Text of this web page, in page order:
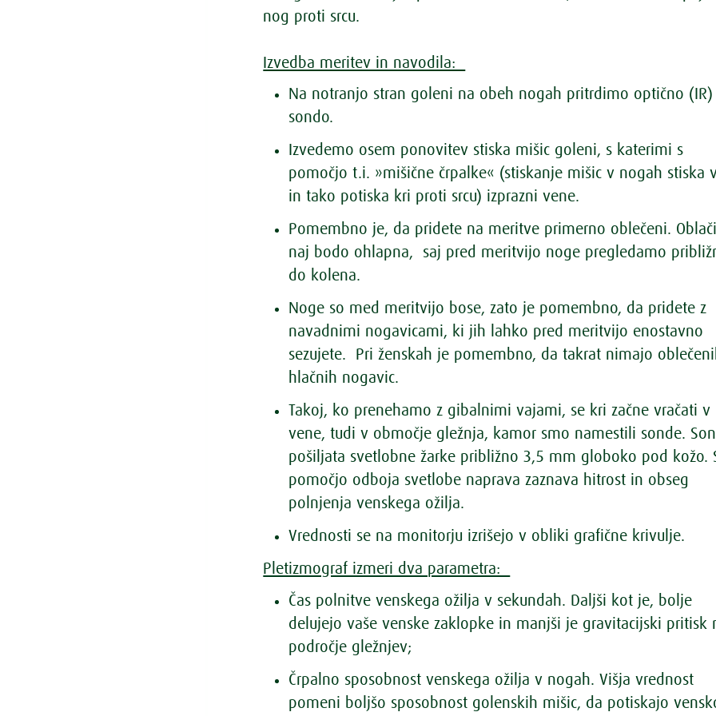
nog proti srcu.
Izvedba meritev in navodila:
Na notranjo stran goleni na obeh nogah pritrdimo optično (IR)
sondo.
Izvedemo osem ponovitev stiska mišic goleni, s katerimi s
pomočjo t.i. »mišične črpalke« (stiskanje mišic v nogah stiska
in tako potiska kri proti srcu) izprazni vene.
Pomembno je, da pridete na meritve primerno oblečeni.
naj bodo ohlapna, saj pred meritvijo noge pregledamo
do kolena.
Noge so med meritvijo bose, zato je pomembno, da pridete z
navadnimi nogavicami, ki jih lahko pred meritvijo enostavno
sezujete. Pri ženskah je pomembno, da takrat nimajo
hlačnih nogavic.
Takoj, ko prenehamo z gibalnimi vajami, se kri začne vračati v
vene, tudi v območje gležnja, kamor smo namestili sonde.
pošiljata svetlobne žarke približno 3,5 mm globoko pod kožo.
pomočjo odboja svetlobe naprava zaznava hitrost in obseg
polnjenja venskega ožilja.
Vrednosti se na monitorju izrišejo v obliki grafične krivulje.
Pletizmograf izmeri dva parametra:
Čas polnitve venskega ožilja v sekundah. Daljši kot je, bolje
delujejo vaše venske zaklopke in manjši je gravitacijski pritisk
področje gležnjev;
Črpalno sposobnost venskega ožilja v nogah. Višja vrednost
pomeni boljšo sposobnost golenskih mišic, da potiskajo